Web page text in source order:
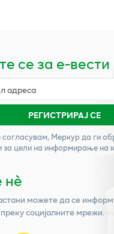
се за е-вести
РЕГИСТРИРАЈ СЕ
Меркурда ги
за цели на информирање на
нѐ
можете да се
социјалните мрежи.